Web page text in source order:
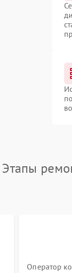
Этапы
Оператор